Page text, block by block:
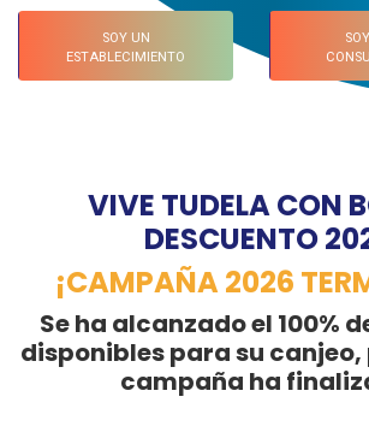
SOY UN
ESTABLECIMIENTO
VIVE TUDELA CON
DESCUENTO
¡CAMPAÑA 2026
Se ha alcanzado el 100%
disponibles para su canjeo,
campaña ha